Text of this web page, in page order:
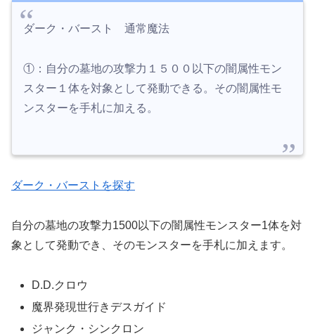
ダーク・バースト 通常魔法
①：自分の墓地の攻撃力１５００以下の闇属性モン
スター１体を対象として発動できる。その闇属性モ
ンスターを手札に加える。
ダーク・バーストを探す
自分の墓地の攻撃力1500以下の闇属性モンスター1体を対
象として発動でき、そのモンスターを手札に加えます。
D.D.クロウ
魔界発現世行きデスガイド
ジャンク・シンクロン